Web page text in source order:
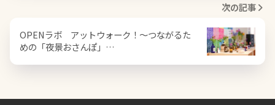
次の記事
OPENラボ アットウォーク！〜つながるた
めの「夜景おさんぽ」…